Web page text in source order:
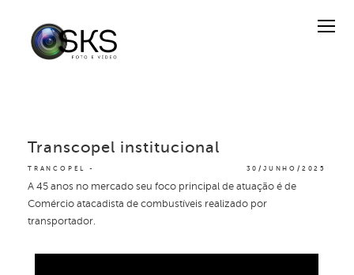
TRANCOPEL 30/JUNHO/2025
Transcopel institucional
A 45 anos no mercado seu foco principal de atuação é de
Comércio atacadista de combustíveis realizado por
transportador.